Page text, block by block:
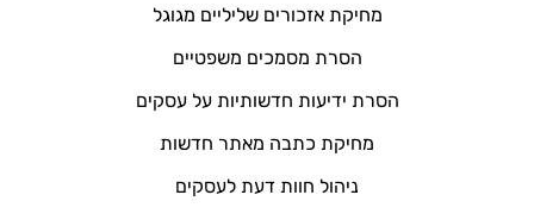
מחיקת אזכורים שליליים מגוגל
הסרת מסמכים משפטיים
הסרת ידיעות חדשותיות על עסקים
מחיקת כתבה מאתר חדשות
ניהול חוות דעת לעסקים